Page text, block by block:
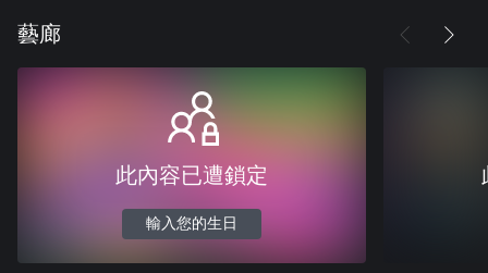
藝廊
此內容已遭鎖定
輸入您的生日